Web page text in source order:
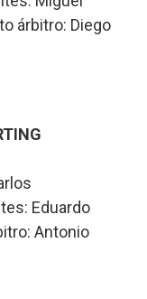
árbitro: Diego
Eduardo
Antonio